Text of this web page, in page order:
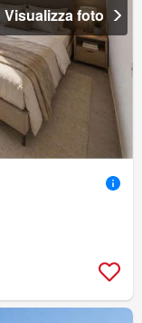
Visualizza foto